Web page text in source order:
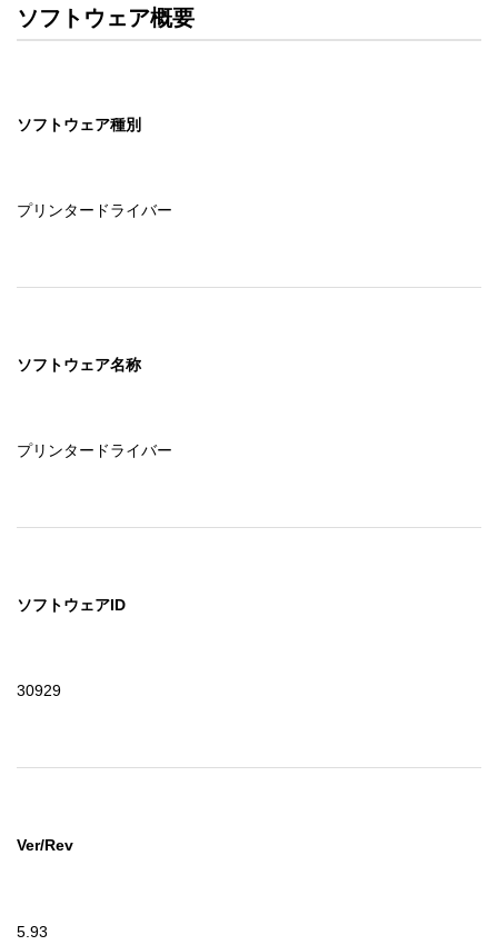
ソフトウェアの保証範囲
・ソフトウェアのダウンロード・導入はお客様の責任にお
セイコーエプソン株式会社に帰属します。
ソフトウェア概要
ソフトウェア種別
プリンタードライバー
ソフトウェア名称
プリンタードライバー
ソフトウェアID
30929
Ver/Rev
5.93